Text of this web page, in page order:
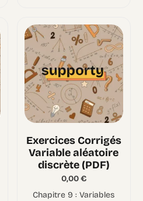
Exercices Corrigés
Variable aléatoire
discrète (PDF)
0,00€
Chapitre 9 : Variables